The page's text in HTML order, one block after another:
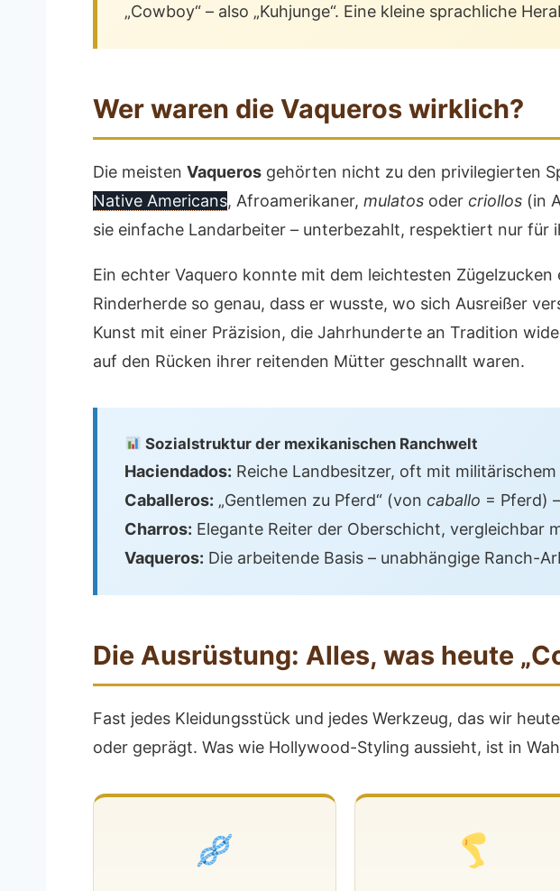
„Cowboy“ – also „Kuhjunge“. Eine kleine sprachliche
Wer waren die Vaqueros wirklich?
Die meisten Vaqueros gehörten nicht zu den privilegierten
Native Americans, Afroamerikaner, mulatos oder criollos (in
sie einfache Landarbeiter – unterbezahlt, respektiert nur für
Ein echter Vaquero konnte mit dem leichtesten
Rinderherde so genau, dass er wusste, wo sich Ausreißer
Kunst mit einer Präzision, die Jahrhunderte an Tradition
auf den Rücken ihrer reitenden Mütter geschnallt waren.
Sozialstruktur der mexikanischen Ranchwelt
Haciendados: Reiche Landbesitzer, oft mit militärischem
Caballeros: „Gentlemen zu Pferd“ (von caballo = Pferd)
Charros: Elegante Reiter der Oberschicht, vergleichbar
Vaqueros: Die arbeitende Basis – unabhängige Ranch-
Die Ausrüstung: Alles, was heute
Fast jedes Kleidungsstück und jedes Werkzeug, das wir
oder geprägt. Was wie Hollywood-Styling aussieht, ist in